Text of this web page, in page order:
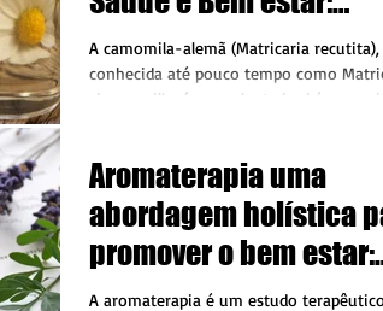
Camomila
A camomila-alemã (Matricaria recutita),
conhecida até pouco tempo como
chamomilla, é uma planta herbácea
Aromaterapia uma
abordagem holística
promover o bem estar:
Erva Doce
A aromaterapia é um estudo terapêutico